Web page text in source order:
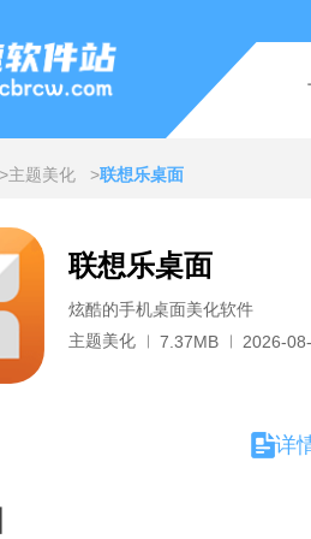
主题美化 联想乐桌面
联想乐桌面
炫酷的手机桌面美化软件
主题美化
7.37MB 2026-
详